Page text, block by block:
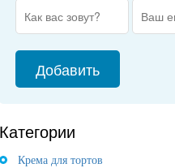
Категории
Крема для тортов